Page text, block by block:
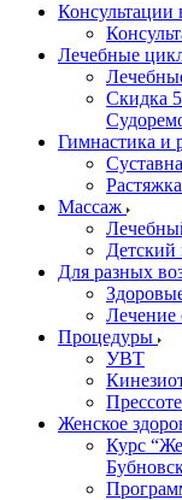
Консультации
Лечебные
Скидка
Гимнастика и
Растяжка
Массаж
Детский
Для разных
Лечение
Процедуры
УВТ
Женское
Курс